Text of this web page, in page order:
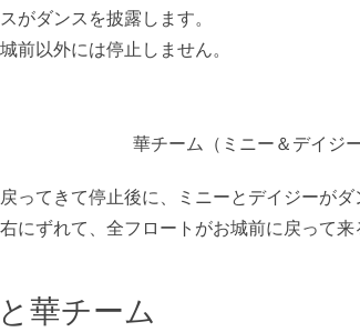
がダンスを披露します。
前以外には停止しません。
ってきて停止後に、ミニーとデイジーがダ
にずれて、全フロートがお城前に戻って
華チーム